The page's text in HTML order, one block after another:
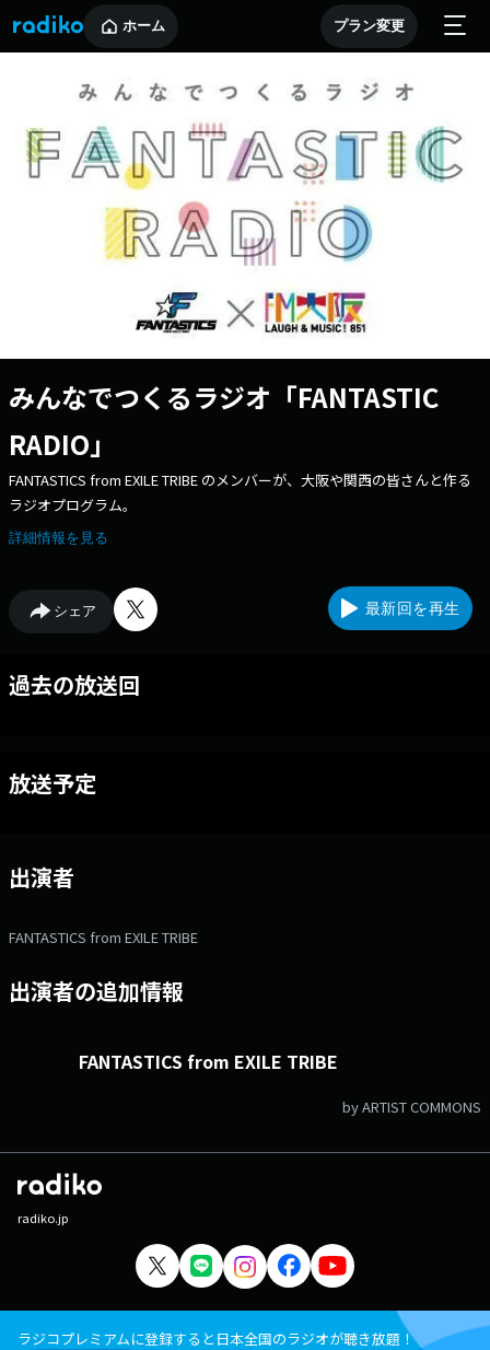
ホーム プラン変更
みんなでつくるラジオ「FANTASTIC
RADIO」
FANTASTICS from EXILE TRIBE のメンバーが、大阪や関西の皆さんと作る
ラジオプログラム。
詳細情報を見る
シェア 最新回を再生
過去の放送回
放送予定
出演者
FANTASTICS from EXILE TRIBE
出演者の追加情報
FANTASTICS from EXILE TRIBE
by ARTIST COMMONS
radiko.jp
ラジコプレミアムに登録すると日本全国のラジオが聴き放題！